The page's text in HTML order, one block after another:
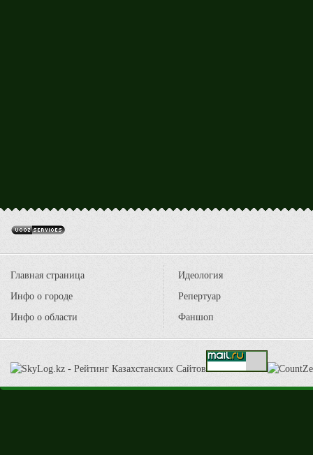
Главная страница
Инфо о городе
Инфо о области
Идеология
Репертуар
Фаншоп